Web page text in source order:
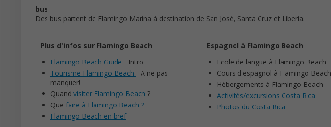
bus
Des bus partent de Flamingo Marina à destination de San José, Santa Cruz et Liberia.
Plus d'infos sur Flamingo Beach
Flamingo Beach Guide - Intro
Tourisme Flamingo Beach - A ne pas
manquer!
Quand visiter Flamingo Beach ?
Que faire à Flamingo Beach ?
Flamingo Beach en bref
Espagnol à Flamingo Beach
Ecole de langue à Flamingo Beach
Cours d'espagnol à Flamingo Beach
Hébergements à Flamingo Beach
Activités/excursions Costa Rica
Photos du Costa Rica